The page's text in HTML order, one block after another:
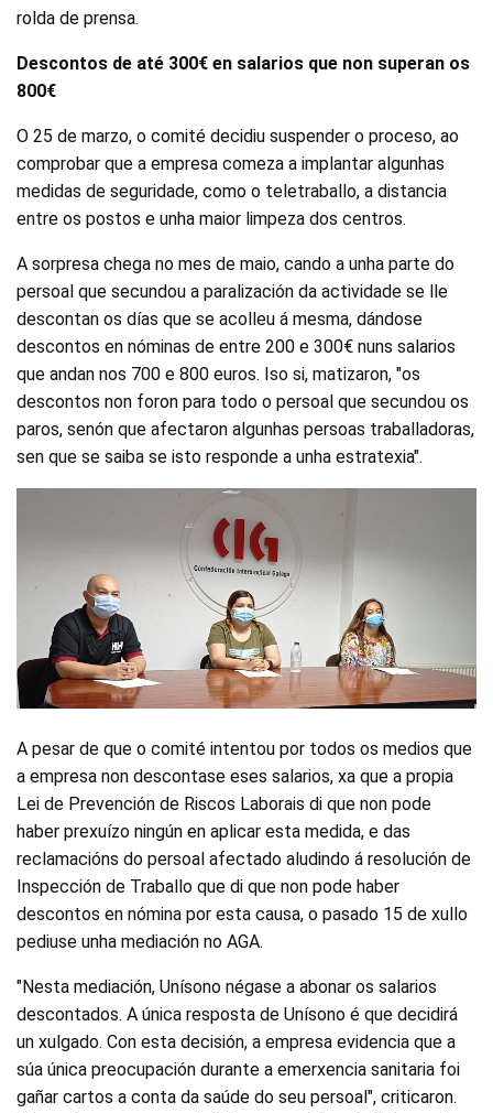
rolda de prensa.
Descontos de até 300€ en salarios que non superan os
800€
O 25 de marzo, o comité decidiu suspender o proceso, ao
comprobar que a empresa comeza a implantar algunhas
medidas de seguridade, como o teletraballo, a distancia
entre os postos e unha maior limpeza dos centros.
A sorpresa chega no mes de maio, cando a unha parte do
persoal que secundou a paralización da actividade se lle
descontan os días que se acolleu á mesma, dándose
descontos en nóminas de entre 200 e 300€ nuns salarios
que andan nos 700 e 800 euros. Iso si, matizaron, "os
descontos non foron para todo o persoal que secundou os
paros, senón que afectaron algunhas persoas traballadoras,
sen que se saiba se isto responde a unha estratexia".
A pesar de que o comité intentou por todos os medios que
a empresa non descontase eses salarios, xa que a propia
Lei de Prevención de Riscos Laborais di que non pode
haber prexuízo ningún en aplicar esta medida, e das
reclamacións do persoal afectado aludindo á resolución de
Inspección de Traballo que di que non pode haber
descontos en nómina por esta causa, o pasado 15 de xullo
pediuse unha mediación no AGA.
"Nesta mediación, Unísono négase a abonar os salarios
descontados. A única resposta de Unísono é que decidirá
un xulgado. Con esta decisión, a empresa evidencia que a
súa única preocupación durante a emerxencia sanitaria foi
gañar cartos a conta da saúde do seu persoal", criticaron.